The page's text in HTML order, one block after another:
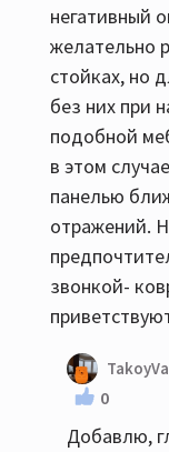
негативный
желательно
стойках, но
без них при
подобной
в этом
панелью
отражений.
звонкой-
0
Добавлю,